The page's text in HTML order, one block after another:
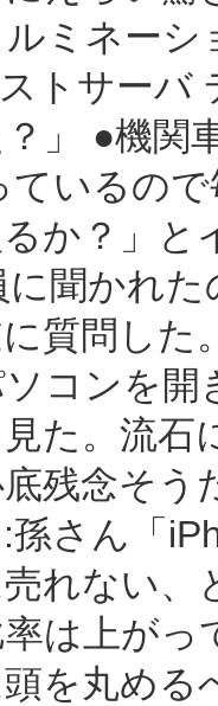
ミネー
トサーバ
」 ●機関
ているの
か？」と
に聞かれ
質問した
コンを
た。流石
底残念そ
孫さん「
れない
は上が
を丸める